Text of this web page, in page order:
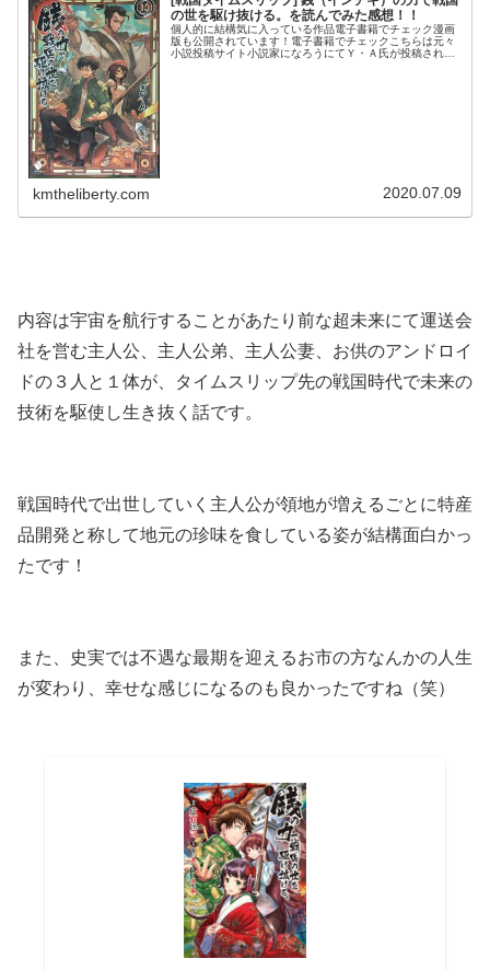
の世を駆け抜ける。を読んでみた感想！！
個人的に結構気に入っている作品電子書籍でチェック漫画
版も公開されています！電子書籍でチェックこちらは元々
小説投稿サイト小説家になろうにてＹ・Ａ氏が投稿されて
kmtheliberty.com 2020.07.09
内容は宇宙を航行することがあたり前な超未来にて運送会
社を営む主人公、主人公弟、主人公妻、お供のアンドロイ
ドの３人と１体が、タイムスリップ先の戦国時代で未来の
技術を駆使し生き抜く話です。
戦国時代で出世していく主人公が領地が増えるごとに特産
品開発と称して地元の珍味を食している姿が結構面白かっ
たです！
また、史実では不遇な最期を迎えるお市の方なんかの人生
が変わり、幸せな感じになるのも良かったですね（笑）